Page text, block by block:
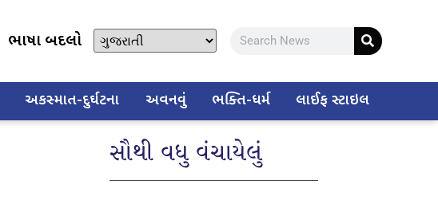
ભાષા બદલો
અકસ્માત-દુર્ઘટના અવનવું ભક્તિ-ધર્મ લાઈફ સ્ટાઇલ
સૌથી વધુ વંચાયેલું